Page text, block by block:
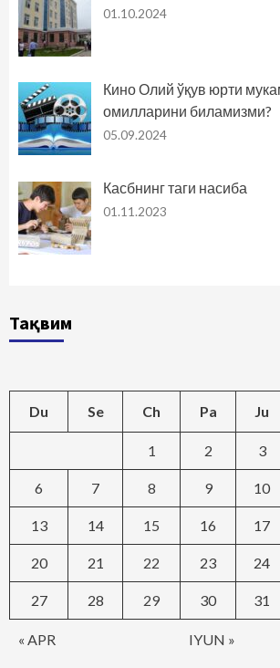
01.10.2024
Кино Олий ўқув юрти
омилларини биламизми?
05.09.2024
Касбнинг таги насиба
01.11.2023
Тақвим
Du Se Ch Pa Ju
« APR IYUN »
1 2 3
6 7 8 9 10
13 14 15 16 17
20 21 22 23 24
27 28 29 30 31